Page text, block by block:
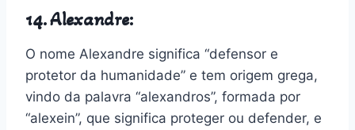
14. Alexandre:
O nome Alexandre significa “defensor e
protetor da humanidade” e tem origem grega,
vindo da palavra “alexandros”, formada por
“alexein”, que significa proteger ou defender, e